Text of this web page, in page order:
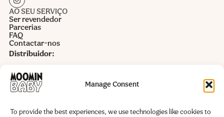
Manage Consent
To provide the best experiences, we use technologies like cookies to
AO SEU SERVIÇO
Ser revendedor
Parcerias
FAQ
Contactar-nos
Distribuidor:
Rua Alto do Cotão nr 10 armazém 4
info@alidacastro.pt